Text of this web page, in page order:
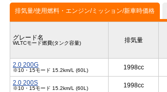
排気量/使用燃料・エンジン/ミッション/新車時価格
グレード名
WLTCモード燃費(タンク容量) 排気量
2.0 200G
※10・15モード 15.2km/L (60L) 1998cc
2.0 200S
※10・15モード 15.2km/L (60L) 1998cc